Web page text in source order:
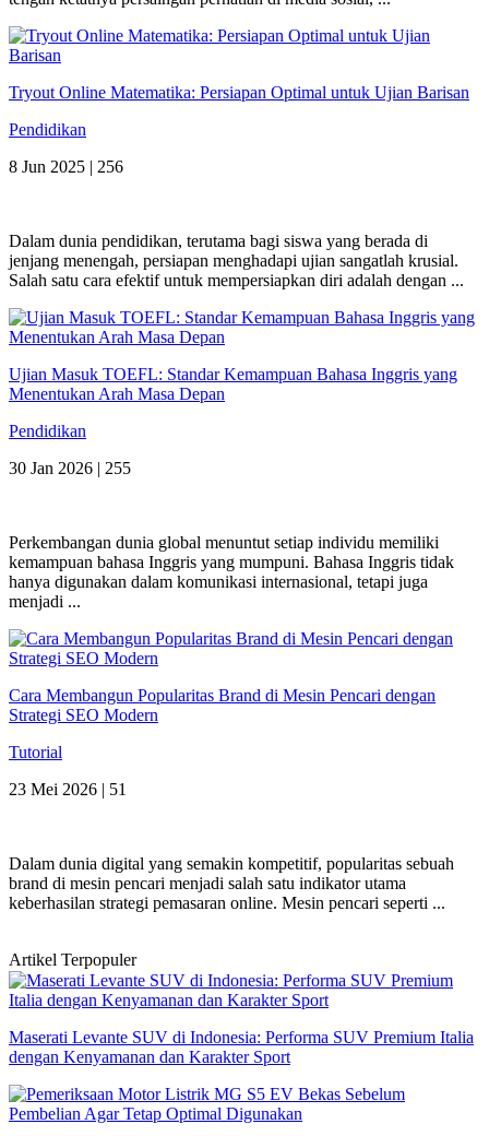
Tryout Online Matematika: Persiapan Optimal untuk Ujian Barisan
Pendidikan
8 Jun 2025 | 256
Dalam dunia pendidikan, terutama bagi siswa yang berada di
jenjang menengah, persiapan menghadapi ujian sangatlah krusial.
Salah satu cara efektif untuk mempersiapkan diri adalah dengan ...
Ujian Masuk TOEFL: Standar Kemampuan Bahasa Inggris yang
Menentukan Arah Masa Depan
Pendidikan
30 Jan 2026 | 255
Perkembangan dunia global menuntut setiap individu memiliki
kemampuan bahasa Inggris yang mumpuni. Bahasa Inggris tidak
hanya digunakan dalam komunikasi internasional, tetapi juga
menjadi ...
Cara Membangun Popularitas Brand di Mesin Pencari dengan
Strategi SEO Modern
Tutorial
23 Mei 2026 | 51
Dalam dunia digital yang semakin kompetitif, popularitas sebuah
brand di mesin pencari menjadi salah satu indikator utama
keberhasilan strategi pemasaran online. Mesin pencari seperti ...
Artikel Terpopuler
Maserati Levante SUV di Indonesia: Performa SUV Premium Italia
dengan Kenyamanan dan Karakter Sport